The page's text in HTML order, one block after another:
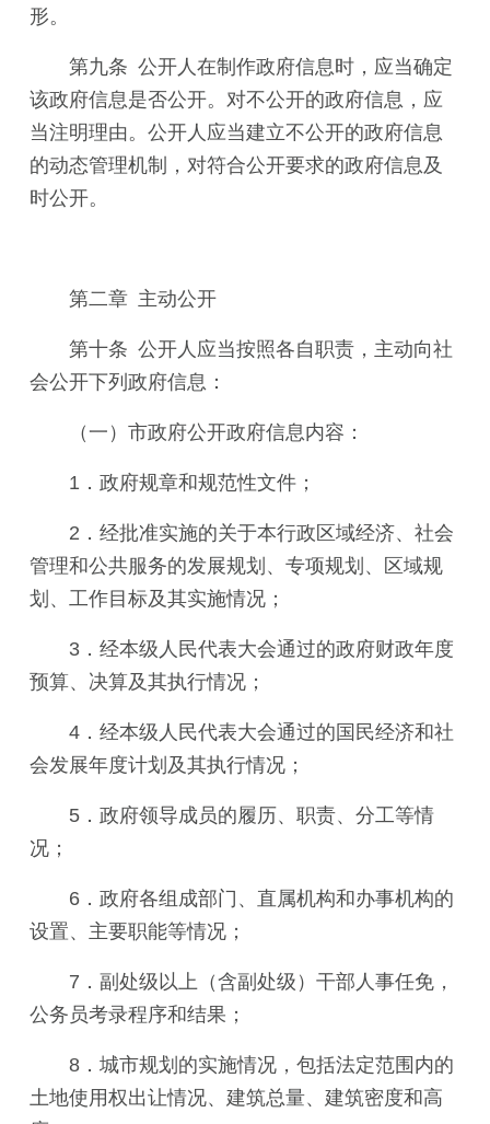
形。
第九条 公开人在制作政府信息时，应当确定
该政府信息是否公开。对不公开的政府信息，应
当注明理由。公开人应当建立不公开的政府信息
的动态管理机制，对符合公开要求的政府信息及
时公开。
第二章 主动公开
第十条 公开人应当按照各自职责，主动向社
会公开下列政府信息：
（一）市政府公开政府信息内容：
1．政府规章和规范性文件；
2．经批准实施的关于本行政区域经济、社会
管理和公共服务的发展规划、专项规划、区域规
划、工作目标及其实施情况；
3．经本级人民代表大会通过的政府财政年度
预算、决算及其执行情况；
4．经本级人民代表大会通过的国民经济和社
会发展年度计划及其执行情况；
5．政府领导成员的履历、职责、分工等情
况；
6．政府各组成部门、直属机构和办事机构的
设置、主要职能等情况；
7．副处级以上（含副处级）干部人事任免，
公务员考录程序和结果；
8．城市规划的实施情况，包括法定范围内的
土地使用权出让情况、建筑总量、建筑密度和高